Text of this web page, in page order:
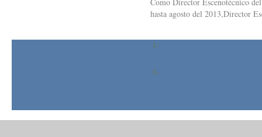
hasta agosto del 2013,Director